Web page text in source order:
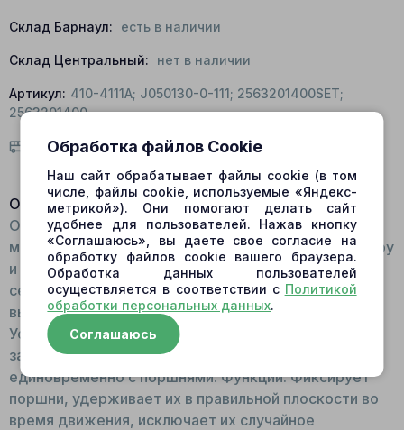
Склад Барнаул: есть в наличии
Склад Центральный: нет в наличии
Артикул: 410-4111A; J050130-0-111; 2563201400SET;
2563201400
Условия доставки
Описание:
Общий вид: Представляет собой плоскую
металлическую окружность с отверстием по центру
и отверстиями по краю. Внешне напоминает
сепаратор. Для изготовления используется
высокопрочная сталь. Принцип работы:
Устанавливается поверх шарнира, фиксация только
за счет плунжеров. В движение приходит
единовременно с поршнями. Функции: Фиксирует
поршни, удерживает их в правильной плоскости во
время движения, исключает их случайное
Обработка файлов Cookie
Наш сайт обрабатывает файлы cookie (в том
числе, файлы cookie, используемые «Яндекс-
метрикой»). Они помогают делать сайт
удобнее для пользователей. Нажав кнопку
«Соглашаюсь», вы даете свое согласие на
обработку файлов cookie вашего браузера.
Обработка данных пользователей
осуществляется в соответствии с Политикой
обработки персональных данных.
Соглашаюсь